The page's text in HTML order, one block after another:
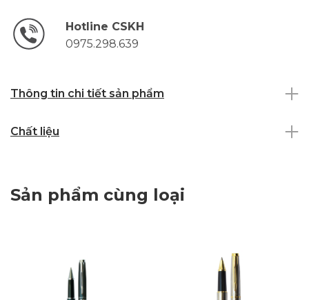
Hotline CSKH
0975.298.639
Thông tin chi tiết sản phẩm
Chất liệu
Sản phẩm cùng loại